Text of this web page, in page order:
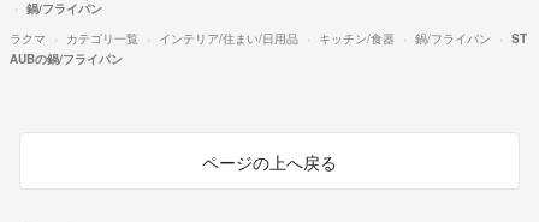
鍋/フライパン
ラクマ
カテゴリ一覧 インテリア/住まい/日用品 キッチン/食器 鍋/フライパン
ST
AUBの鍋/フライパン
ページの上へ戻る